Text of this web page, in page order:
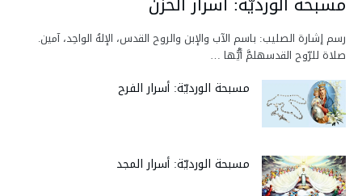
رسم إشارة الصليب: باسم الآب والإبن والروح القدس، الإلهُ الواحِد، آمين.
صلاة للرّوح القدسهلمَّ أيُّها …
مسبحة الورديّة: أسرار الفرح
مسبحة الورديّة: أسرار المجد